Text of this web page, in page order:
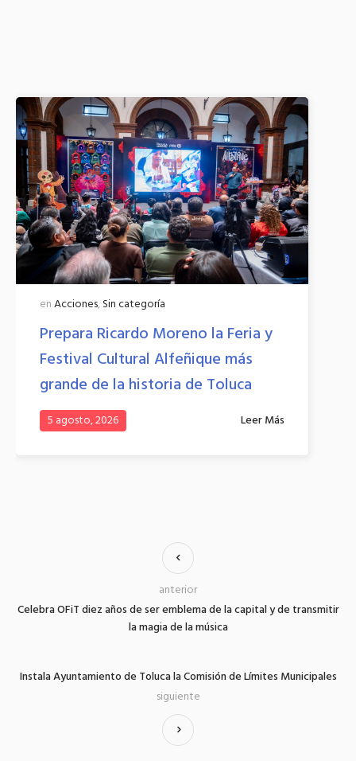
Acciones,Sin categoría
Prepara Ricardo Moreno la Feria y
Festival Cultural Alfeñique más
grande de la historia de Toluca
5 agosto, 2026 Leer Más
Celebra OFiT diez años de ser emblema de la capital y de transmitir
la magia de la música
anterior
Instala Ayuntamiento de Toluca la Comisión de Límites Municipales
siguiente